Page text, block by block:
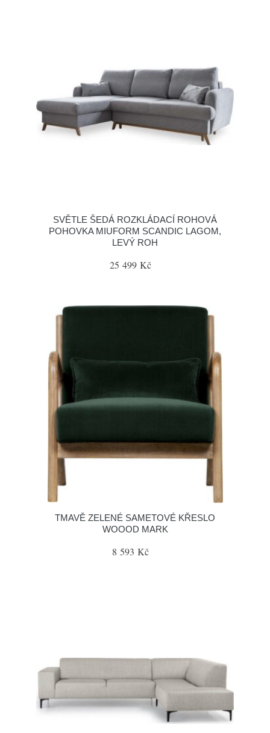
SVĚTLE ŠEDÁ ROZKLÁDACÍ ROHOVÁ
POHOVKA MIUFORM SCANDIC LAGOM,
LEVÝ ROH
25 499 Kč
TMAVĚ ZELENÉ SAMETOVÉ KŘESLO
WOOOD MARK
8 593 Kč